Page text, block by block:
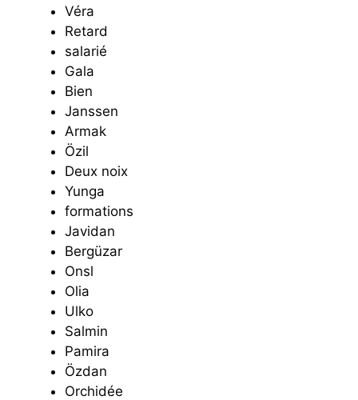
Véra
Retard
salarié
Gala
Bien
Janssen
Armak
Özil
Deux noix
Yunga
formations
Javidan
Bergüzar
Onsl
Olia
Ulko
Salmin
Pamira
Özdan
Orchidée